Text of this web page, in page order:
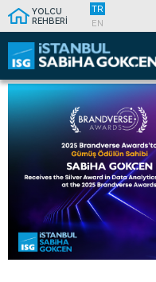
YOLCU
REHBERİ
TR
EN